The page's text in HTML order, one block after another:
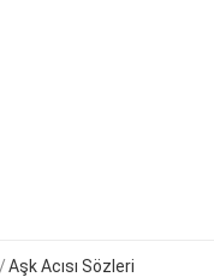
Aşk Acısı Sözleri